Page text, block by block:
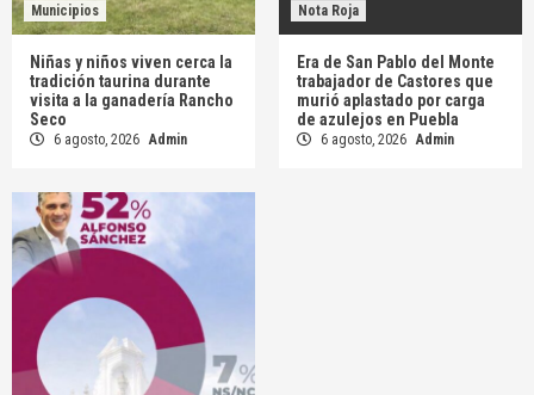
Municipios
Niñas y niños viven cerca la
tradición taurina durante
visita a la ganadería Rancho
Seco
6 agosto, 2026 Admin
Nota Roja
Era de San Pablo del Monte
trabajador de Castores que
murió aplastado por carga
de azulejos en Puebla
6 agosto, 2026 Admin